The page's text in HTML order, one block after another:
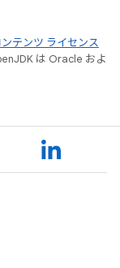
ンテンツ ライセンス
は Oracle およ